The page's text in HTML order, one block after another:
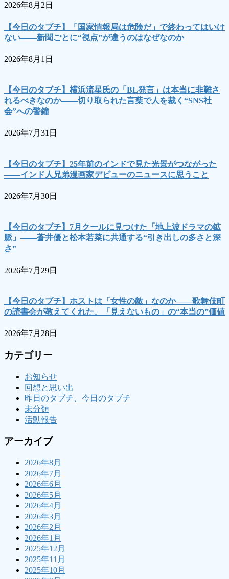
2026年8月2日
【今日のタブチ】「国家情報局は危険だ」で終わってはいけ
ない――新聞ごとに“視点”が違うのはなぜなのか
2026年8月1日
【今日のタブチ】横浜流星氏の「BL発言」は本当に非難さ
れるべきなのか――切り取られた言葉で人を裁く“SNS社
会”への警鐘
2026年7月31日
【今日のタブチ】25年前のインドで見た光景がつながった
――インド人兄弟漫画家デビューのニュースに思うこと
2026年7月30日
【今日のタブチ】7月クールに見つけた「地上波ドラマの鉱
脈」――蒼井優と松本若菜に共通する“引き出しの多さと深
さ”
2026年7月29日
【今日のタブチ】ホストは「女性の敵」なのか――歌舞伎町
の読書会が教えてくれた、「見えないもの」の“本当の”価値
2026年7月28日
カテゴリー
お知らせ
回想と思い出
昨日のタブチ、今日のタブチ
未分類
活動報告
アーカイブ
2026年8月
2026年7月
2026年6月
2026年5月
2026年4月
2026年3月
2026年2月
2026年1月
2025年12月
2025年11月
2025年10月